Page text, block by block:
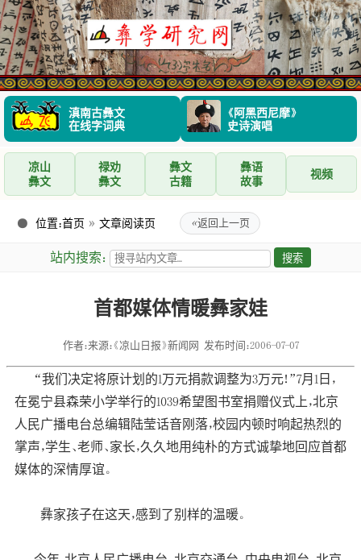
滇南古彝文
在线字词典
《阿黑西尼摩》
史诗演唱
凉山
彝文
禄劝
彝文
彝文
古籍
彝语
故事
视频
位置：首页 » 文章阅读页 «返回上一页
站内搜索：
首都媒体情暖彝家娃
作者：来源：《凉山日报》新闻网 发布时间：2006-07-07
“我们决定将原计划的1万元捐款调整为3万元！”7月1日，
在冕宁县森荣小学举行的1039希望图书室捐赠仪式上，北京
人民广播电台总编辑陆莹话音刚落，校园内顿时响起热烈的
掌声，学生、老师、家长，久久地用纯朴的方式诚挚地回应首都
媒体的深情厚谊。
彝家孩子在这天，感到了别样的温暖。